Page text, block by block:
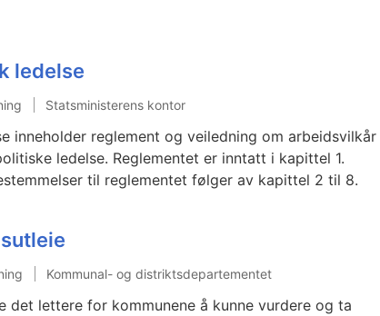
ledelse
Statsministerens kontor
inneholder reglement og veiledning om arbeidsvilkår
ledelse. Reglementet er inntatt i kapittel 1.
til reglementet følger av kapittel 2 til 8.
Kommunal- og distriktsdepartementet
det lettere for kommunene å kunne vurdere og ta